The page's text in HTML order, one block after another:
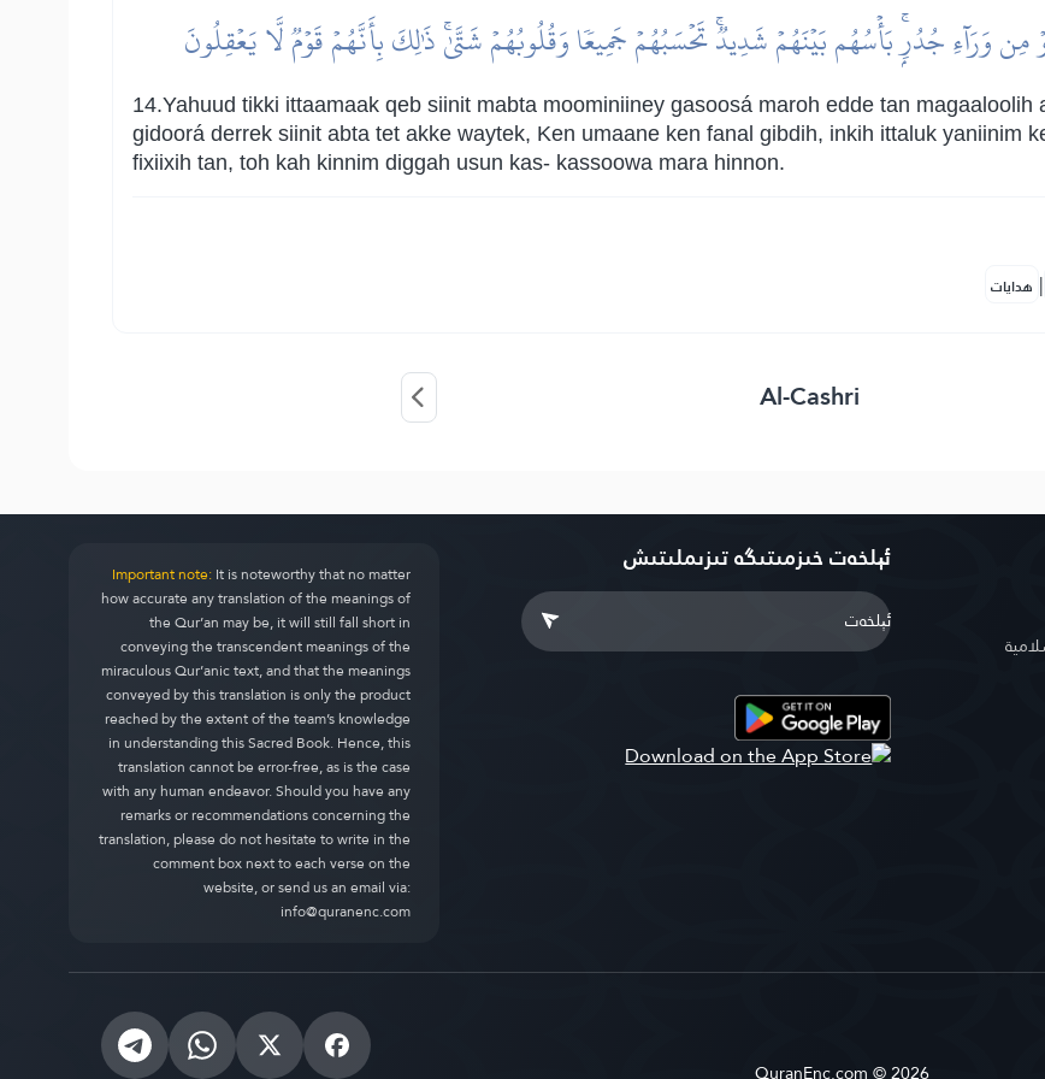
وَرَآءِ جُدُرِۭۚ بَأۡسُهُم بَيۡنَهُمۡ شَدِيدٞۚ تَحۡسَبُهُمۡ جَمِيعٗا وَقُلُوبُهُمۡ شَتَّىٰۚ ذَٰلِكَ بِأَنَّهُمۡ قَوۡمٞ لَّا يَعۡقِلُونَ
14.Yahuud tikki ittaamaak qeb siinit mabta moominiiney gasoosá maroh edde tan
gidoorá derrek siinit abta tet akke waytek, Ken umaane ken fanal gibdih, inkih ittaluk yaniinim
fixiixih tan, toh kah kinnim diggah usun kas- kassoowa mara hinnon.
| هدايات
Al-Cashri
ئېلخەت خىزمىتىگە تىزىملىتىش Important note:It is noteworthy that no matter
how accurate any translation of the meanings of
the Qur’an may be, it will still fall short in
conveying the transcendent meanings of the
miraculous Qur’anic text, and that the meanings
conveyed by this translation is only the product
reached by the extent of the team’s knowledge
in understanding this Sacred Book. Hence, this
translation cannot be error-free, as is the case
with any human endeavor. Should you have any
remarks or recommendations concerning the
translation, please do not hesitate to write in the
comment box next to each verse on the
website, or send us an email via:
info@quranenc.com